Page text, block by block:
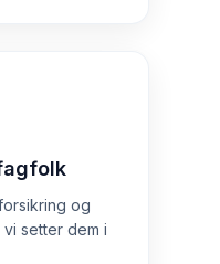
og
setter dem i